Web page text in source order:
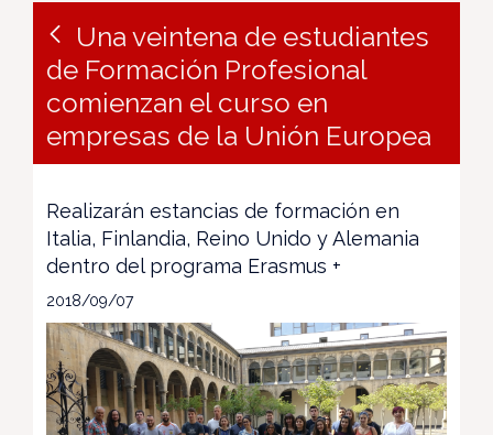
Una veintena de estudiantes
de Formación Profesional
comienzan el curso en
empresas de la Unión Europea
Realizarán estancias de formación en
Italia, Finlandia, Reino Unido y Alemania
dentro del programa Erasmus +
2018/09/07